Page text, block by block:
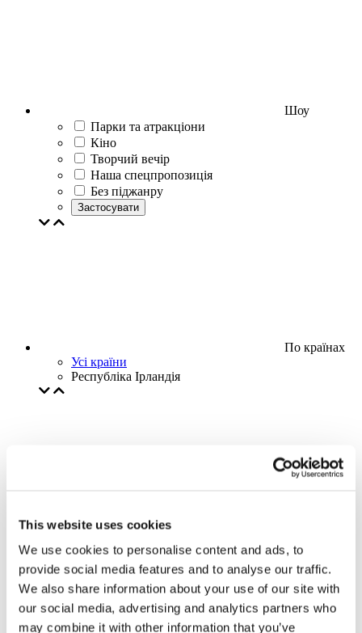
This website uses cookies
We use cookies to personalise content and ads, to
provide social media features and to analyse our traffic.
We also share information about your use of our site with
our social media, advertising and analytics partners who
may combine it with other information that you’ve
Шоу
Парки та атракціони
Кіно
Творчий вечір
Наша спецпропозиція
Без піджанру
Застосувати
По країнах
Усі країни
Республіка Ірландія